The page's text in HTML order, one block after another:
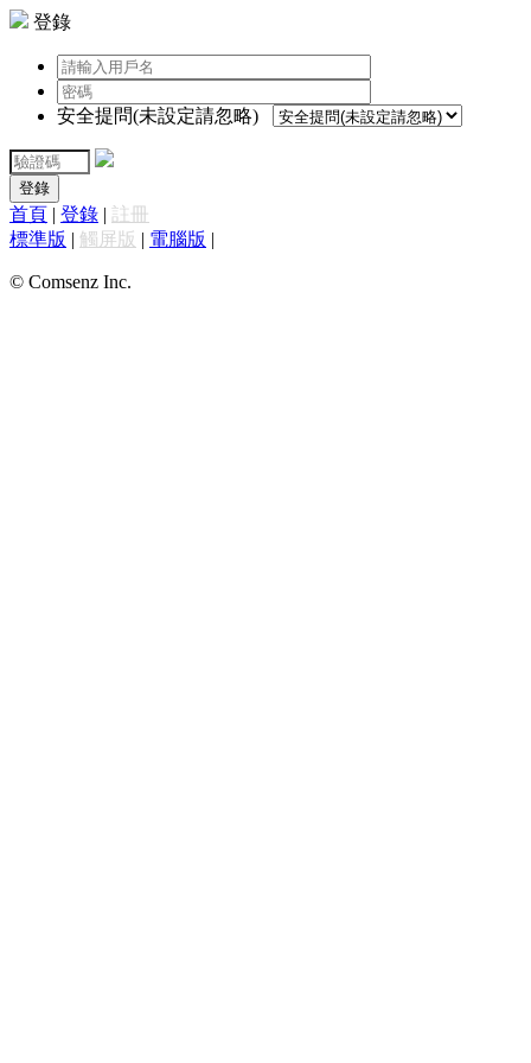
登錄
安全提問(未設定請忽略)
登錄
首頁 | 登錄 | 註冊
標準版 | 觸屏版 | 電腦版 |
© Comsenz Inc.